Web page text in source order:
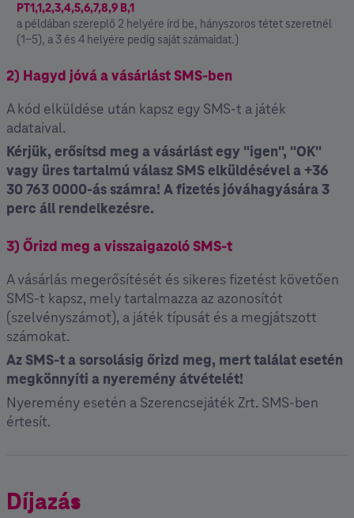
PT1,1,2,3,4,5,6,7,8,9 B,1
a példában szereplő 2 helyére írd be, hányszoros tétet szeretnél
(1-5), a 3 és 4 helyére pedig saját számaidat.)
2)⁣ ⁣Hagyd jóvá a vásárlást SMS-ben
A kód elküldése után kapsz egy SMS-t a játék
adataival.
Kérjük, erősítsd meg a vásárlást egy "igen", "OK"
vagy üres tartalmú válasz SMS elküldésével a +36
30 763 0000-ás számra! A fizetés jóváhagyására 3
perc áll rendelkezésre.
3)⁣ ⁣Őrizd meg a visszaigazoló SMS-t
A vásárlás megerősítését és sikeres fizetést követően
SMS-t kapsz, mely tartalmazza az azonosítót
(szelvényszámot), a játék típusát és a megjátszott
számokat.
Az SMS-t a sorsolásig őrizd meg, mert találat esetén
megkönnyíti a nyeremény átvételét!
Nyeremény esetén a Szerencsejáték Zrt. SMS-ben
értesít.
Díjazás